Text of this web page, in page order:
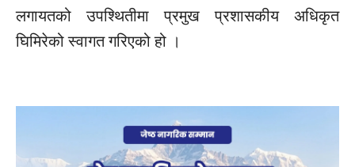
लगायतको
उपश्थितीमा प्रमुखप्रशासकीयअधिकृत
घिमिरेको स्वागत गरिएको हो ।